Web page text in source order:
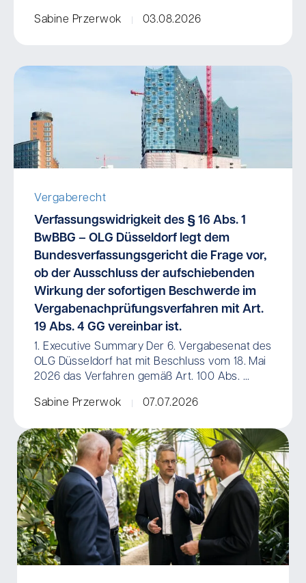
Sabine Przerwok 03.08.2026
Vergaberecht
Verfassungswidrigkeit des § 16 Abs. 1
BwBBG – OLG Düsseldorf legt dem
Bundesverfassungsgericht die Frage vor,
ob der Ausschluss der aufschiebenden
Wirkung der sofortigen Beschwerde im
Vergabenachprüfungsverfahren mit Art.
19 Abs. 4 GG vereinbar ist.
1. Executive Summary Der 6. Vergabesenat des
OLG Düsseldorf hat mit Beschluss vom 18. Mai
2026 das Verfahren gemäß Art. 100 Abs. ...
Sabine Przerwok 07.07.2026